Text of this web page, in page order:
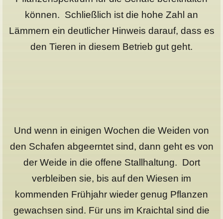
können. Schließlich ist die hohe Zahl an
Lämmern ein deutlicher Hinweis darauf, dass es
den Tieren in diesem Betrieb gut geht.
Und wenn in einigen Wochen die Weiden von
den Schafen abgeerntet sind, dann geht es von
der Weide in die offene Stallhaltung. Dort
verbleiben sie, bis auf den Wiesen im
kommenden Frühjahr wieder genug Pflanzen
gewachsen sind. Für uns im Kraichtal sind die